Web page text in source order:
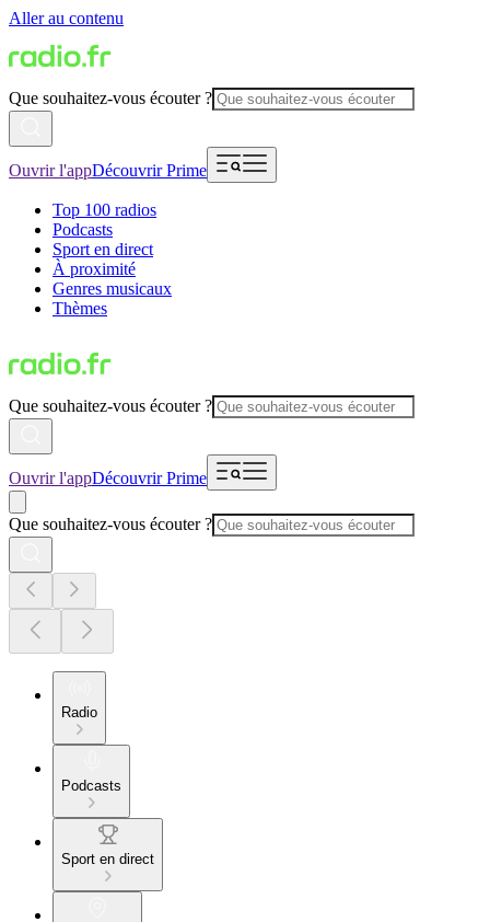
Aller au contenu
Que souhaitez-vous écouter ?
Ouvrir l'appDécouvrir Prime
Top 100 radios
Podcasts
Sport en direct
À proximité
Genres musicaux
Thèmes
Que souhaitez-vous écouter ?
Ouvrir l'appDécouvrir Prime
Que souhaitez-vous écouter ?
Radio
Podcasts
Sport en direct